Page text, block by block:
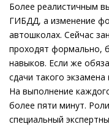
Более реалистичным
ГИБДД, а изменение
автошколах. Сейчас
проходят формально,
навыков. Если же
сдачи такого
На выполнение
более пяти минут.
специальный